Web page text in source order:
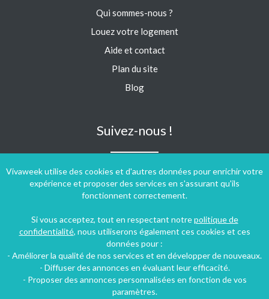
Vivaweek utilise des cookies et d'autres données pour enrichir votre
expérience et proposer des services en s'assurant qu'ils
fonctionnent correctement.
Si vous acceptez, tout en respectant notrepolitique de
confidentialité, nous utiliserons également ces cookies et ces
données pour :
- Améliorer la qualité de nos services et en développer de nouveaux.
- Diffuser des annonces en évaluant leur efficacité.
- Proposer des annonces personnalisées en fonction de vos
paramètres.
Qui sommes-nous ?
Louez votre logement
Aide et contact
Plan du site
Blog
Suivez-nous !